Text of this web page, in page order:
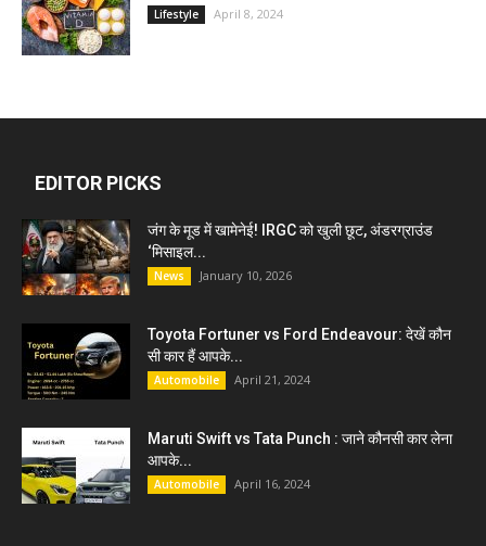
Lifestyle April 8, 2024
EDITOR PICKS
जंग के मूड में खामेनेई! IRGC को खुली छूट, अंडरग्राउंड
‘मिसाइल...
News January 10, 2026
Toyota Fortuner vs Ford Endeavour: देखें कौन
सी कार हैं आपके...
Automobile April 21, 2024
Maruti Swift vs Tata Punch : जाने कौनसी कार लेना
आपके...
Automobile April 16, 2024